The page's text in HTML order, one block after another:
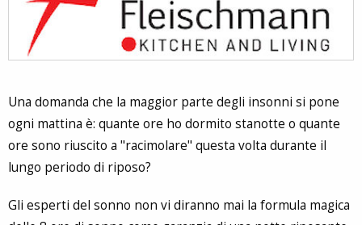
Una domanda che la maggior parte degli insonni si pone
ogni mattina è: quante ore ho dormito stanotte o quante
ore sono riuscito a "racimolare" questa volta durante il
lungo periodo di riposo?
Gli esperti del sonno non vi diranno mai la formula magica